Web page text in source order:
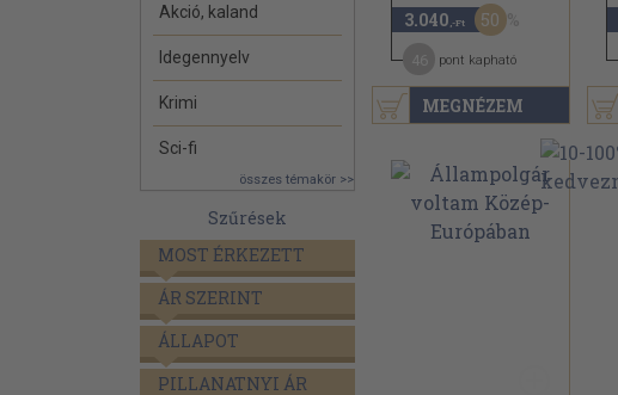
Akció, kaland
Idegennyelv
Krimi
Sci-fi
összes témakör >>
Szűrések
MOST ÉRKEZETT
ÁR SZERINT
ÁLLAPOT
PILLANATNYI ÁR
MEGNÉZEM
3.040 ,-Ft 50
pont kapható